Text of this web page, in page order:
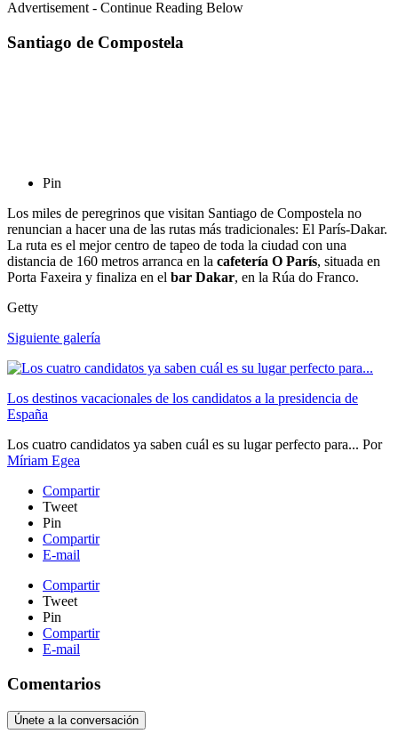
Advertisement - Continue Reading Below
Santiago de Compostela
Pin
Los miles de peregrinos que visitan Santiago de Compostela no
renuncian a hacer una de las rutas más tradicionales: El París-Dakar.
La ruta es el mejor centro de tapeo de toda la ciudad con una
distancia de 160 metros arranca en la cafetería O París, situada en
Porta Faxeira y finaliza en el bar Dakar, en la Rúa do Franco.
Getty
Siguiente galería
Los destinos vacacionales de los candidatos a la presidencia de
España
Los cuatro candidatos ya saben cuál es su lugar perfecto para... Por
Míriam Egea
Compartir
Tweet
Pin
Compartir
E-mail
Compartir
Tweet
Pin
Compartir
E-mail
Comentarios
Únete a la conversación